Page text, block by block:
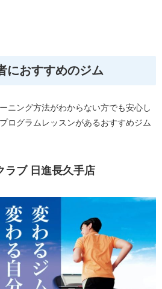
におすすめのジム
ニング方法がわからない方でも安心し
ログラムレッスンがあるおすすめジム
ラブ 日進長久手店